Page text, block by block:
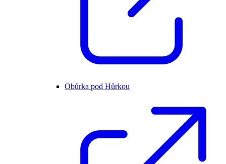
Obůrka pod Hůrkou